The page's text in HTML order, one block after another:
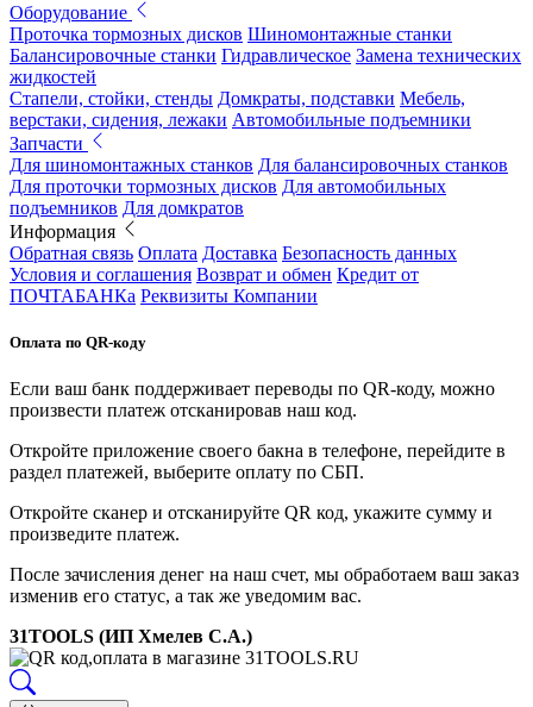
Оборудование
Проточка тормозных дисков Шиномонтажные станки
Балансировочные станки Гидравлическое Замена технических
жидкостей
Стапели, стойки, стенды Домкраты, подставки Мебель,
верстаки, сидения, лежаки Автомобильные подъемники
Запчасти
Для шиномонтажных станков Для балансировочных станков
Для проточки тормозных дисков Для автомобильных
подъемников Для домкратов
Информация
Обратная связь Оплата Доставка Безопасность данных
Условия и соглашения Возврат и обмен Кредит от
ПОЧТАБАНКа Реквизиты Компании
Оплата по QR-коду
Если ваш банк поддерживает переводы по QR-коду, можно
произвести платеж отсканировав наш код.
Откройте приложение своего бакна в телефоне, перейдите в
раздел платежей, выберите оплату по СБП.
Откройте сканер и отсканируйте QR код, укажите сумму и
произведите платеж.
После зачисления денег на наш счет, мы обработаем ваш заказ
изменив его статус, а так же уведомим вас.
31TOOLS (ИП Хмелев С.А.)